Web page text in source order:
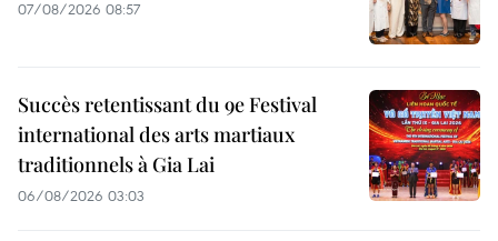
07/08/2026 08:57
Succès retentissant du 9e Festival
international des arts martiaux
traditionnels à Gia Lai
06/08/2026 03:03